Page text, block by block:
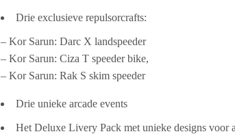
Drie exclusieve repulsorcrafts:
– Kor Sarun: Darc X landspeeder
– Kor Sarun: Ciza T speeder bike,
– Kor Sarun: Rak S skim speeder
Drie unieke arcade events
Het Deluxe Livery Pack met unieke designs voor